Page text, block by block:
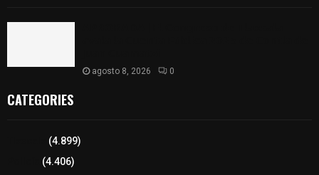
agosto 8, 2026 0
CATEGORIES
(4.899)
(4.406)